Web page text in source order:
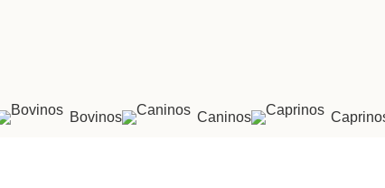
Bovinos Caninos